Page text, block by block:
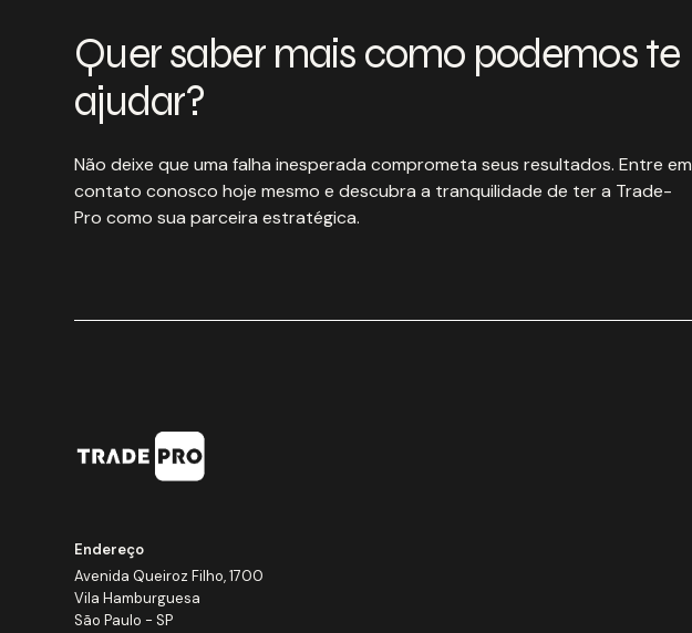
Quer saber mais como podemos te
ajudar?
Não deixe que uma falha inesperada comprometa seus resultados. Entre em
contato conosco hoje mesmo e descubra a tranquilidade de ter a Trade-
Pro como sua parceira estratégica.
Endereço
Avenida Queiroz Filho, 1700
Vila Hamburguesa
São Paulo - SP